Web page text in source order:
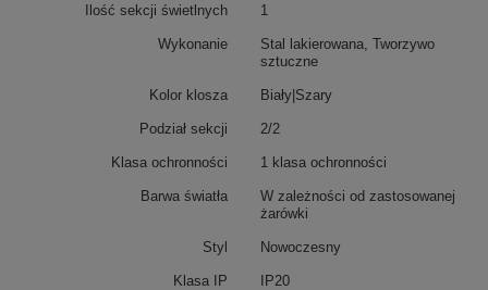
Ilość sekcji świetlnych 1
Wykonanie
Stal lakierowana, Tworzywo
sztuczne
Kolor klosza Biały|Szary
Podział sekcji 2/2
Klasa ochronności 1 klasa ochronności
Barwa światła
W zależności od zastosowanej
żarówki
Styl Nowoczesny
Klasa IP IP20